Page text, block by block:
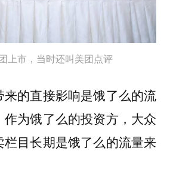
上市，当时还叫美团点评
来的直接影响是饿了么的流
为饿了么的投资方，大众
栏目长期是饿了么的流量来